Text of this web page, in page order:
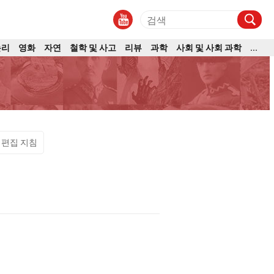
영화 자연 철학 및 사고 리뷰 과학 사회 및 사회 과학 ...
편집 지침